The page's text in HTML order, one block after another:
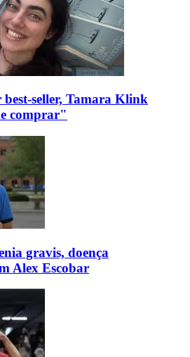
seller, Tamara Klink
comprar"
gravis, doença
Alex Escobar